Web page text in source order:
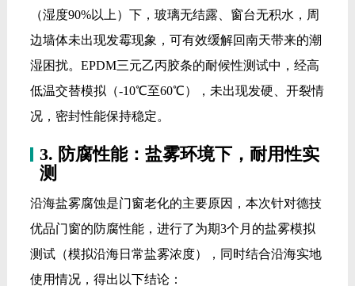
（湿度90%以上）下，玻璃无结露、窗台无积水，周
边墙体未出现发霉现象，可有效缓解回南天带来的潮
湿困扰。EPDM三元乙丙胶条的耐候性测试中，经高
低温交替模拟（-10℃至60℃），未出现发硬、开裂情
况，密封性能保持稳定。
3. 防腐性能：盐雾环境下，耐用性实
测
沿海盐雾腐蚀是门窗老化的主要原因，本次针对德技
优品门窗的防腐性能，进行了为期3个月的盐雾模拟
测试（模拟沿海日常盐雾浓度），同时结合沿海实地
使用情况，得出以下结论：